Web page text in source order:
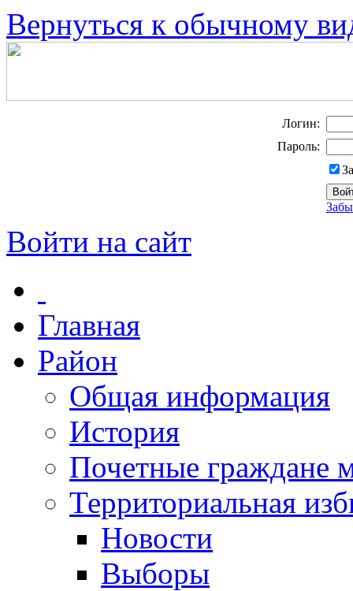
Вернуться к обычному
Логин:
Пароль:
Войти на сайт
Главная
Район
Общая информация
История
Почетные граждане
Территориальная
Новости
Выборы